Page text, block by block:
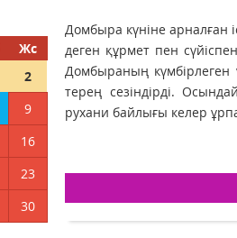
Жс
2
9
16
23
30
Домбыра күніне арналған
деген құрмет пен
Дом­быраның күмбірлеген
терең сезіндірді.
рухани бай­лығы келер